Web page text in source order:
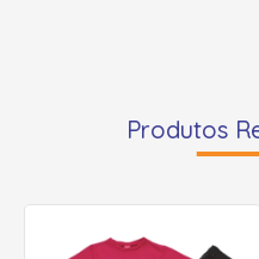
Produtos